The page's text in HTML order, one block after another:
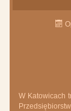
W Katowicach